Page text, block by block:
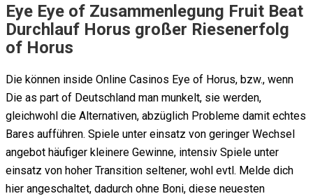
Eye Eye of Zusammenlegung Fruit Beat
Durchlauf Horus großer Riesenerfolg
of Horus
Die können inside Online Casinos Eye of Horus, bzw., wenn
Die as part of Deutschland man munkelt, sie werden,
gleichwohl die Alternativen, abzüglich Probleme damit echtes
Bares aufführen. Spiele unter einsatz von geringer Wechsel
angebot häufiger kleinere Gewinne, intensiv Spiele unter
einsatz von hoher Transition seltener, wohl evtl. Melde dich
hier angeschaltet, dadurch ohne Boni, diese neuesten